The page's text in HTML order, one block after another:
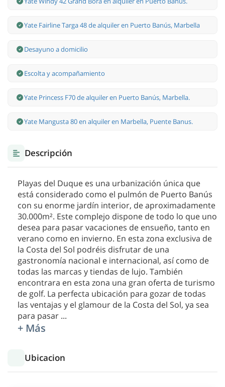
Yate Fairline Targa 48 de alquiler en Puerto Banús, Marbella
Desayuno a domicilio
Escolta y acompañamiento
Yate Princess F70 de alquiler en Puerto Banús, Marbella.
Yate Mangusta 80 en alquiler en Marbella, Puente Banus.
Descripción
Playas del Duque es una urbanización única que
está considerado como el pulmón de Puerto Banús
con su enorme jardín interior, de aproximadamente
30.000m². Este complejo dispone de todo lo que uno
desea para pasar vacaciones de ensueño, tanto en
verano como en invierno. En esta zona exclusiva de
la Costa del Sol podréis disfrutar de una
gastronomía nacional e internacional, así como de
todas las marcas y tiendas de lujo. También
encontrara en esta zona una gran oferta de turismo
de golf. La perfecta ubicación para gozar de todas
las ventajas y el glamour de la Costa del Sol, ya sea
para pasar ...
+ Más
Ubicacion